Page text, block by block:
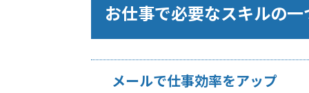
お仕事で必要なスキルの一
メールで仕事効率をアップ